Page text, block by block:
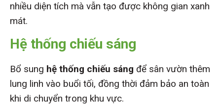
nhiều diện tích mà vẫn tạo được không gian xanh
mát.
Hệ thống chiếu sáng
Bổ sung hệ thống chiếu sáng để sân vườn thêm
lung linh vào buổi tối, đồng thời đảm bảo an toàn
khi di chuyển trong khu vực.